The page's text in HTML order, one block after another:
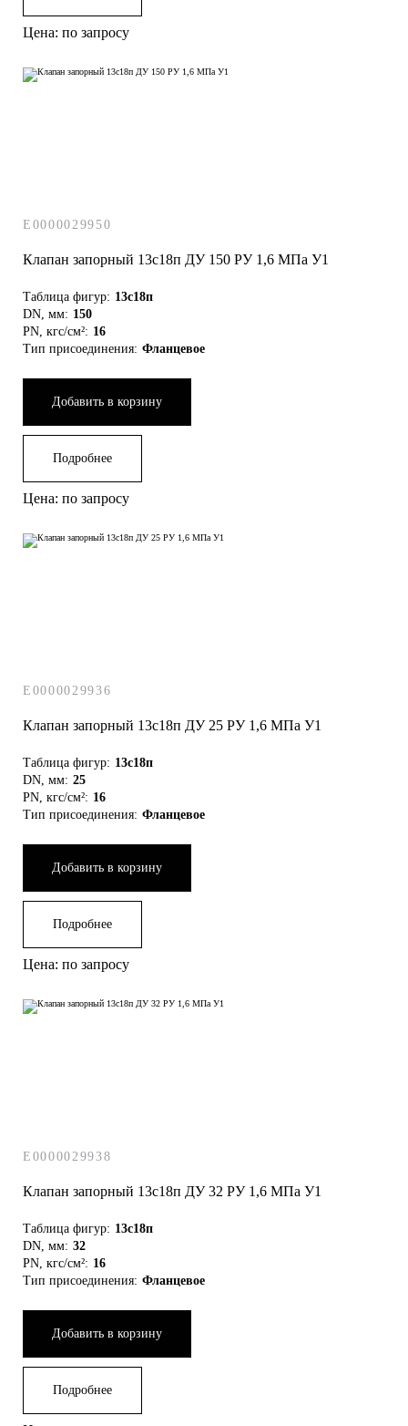
Цена: по запросу
E0000029950
Клапан запорный 13с18п ДУ 150 РУ 1,6 МПа У1
Таблица фигур: 13с18п
DN, мм: 150
PN, кгс/см²: 16
Тип присоединения: Фланцевое
Добавить в корзину
Подробнее
Цена: по запросу
E0000029936
Клапан запорный 13с18п ДУ 25 РУ 1,6 МПа У1
Таблица фигур: 13с18п
DN, мм: 25
PN, кгс/см²: 16
Тип присоединения: Фланцевое
Добавить в корзину
Подробнее
Цена: по запросу
E0000029938
Клапан запорный 13с18п ДУ 32 РУ 1,6 МПа У1
Таблица фигур: 13с18п
DN, мм: 32
PN, кгс/см²: 16
Тип присоединения: Фланцевое
Добавить в корзину
Подробнее